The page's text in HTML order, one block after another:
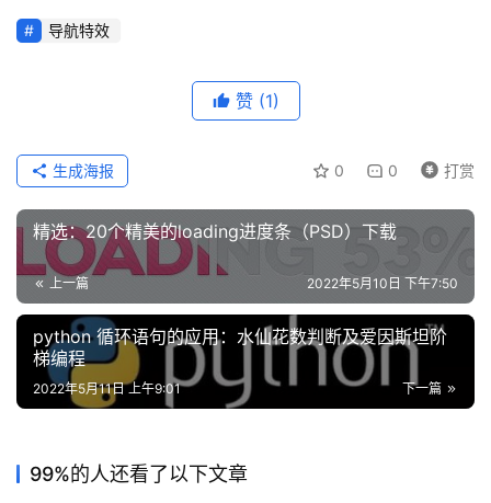
源
I
具
导航特效
赞 (1)
0 0 打赏
生成海报
精选：20个精美的loading进度条（PSD）下载
上一篇 2022年5月10日 下午7:50
python 循环语句的应用：水仙花数判断及爱因斯坦阶
梯编程
下一篇
2022年5月11日 上午9:01
99%的人还看了以下文章